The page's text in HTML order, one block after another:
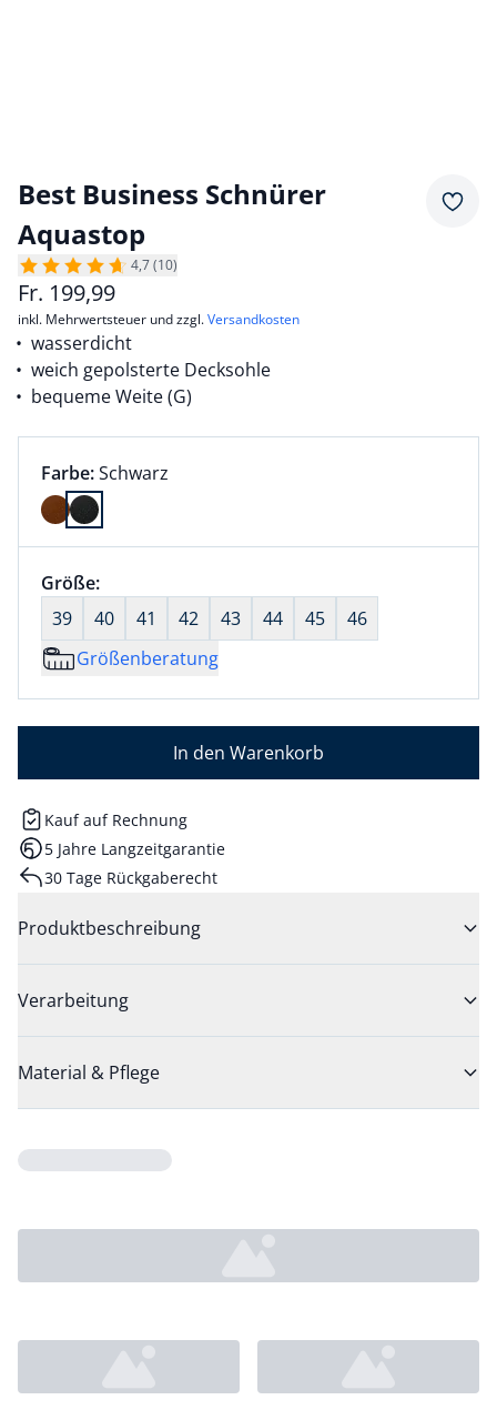
Best Business Schnürer
Aquastop
4,7 (10)
Fr. 199,99
inkl. Mehrwertsteuer und zzgl.Versandkosten
wasserdicht
weich gepolsterte Decksohle
bequeme Weite (G)
Farbauswahl:
Farbe:aktuell ausgewählt:
Schwarz
Farbe Schwarz ausgewählt
Größenauswahl:
Größe:nichts ausgewählt
39
40 41 42 43 44 45
46
Größenberatung
In den Warenkorb
Kauf auf Rechnung
5 Jahre Langzeitgarantie
30 Tage Rückgaberecht
Produktbeschreibung
Verarbeitung
Material & Pflege